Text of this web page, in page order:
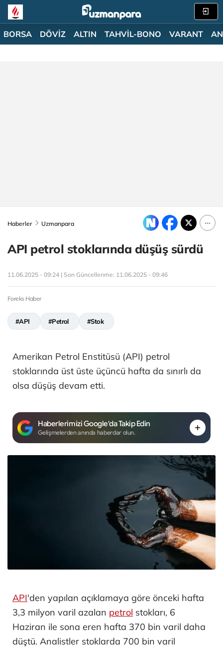
BORSA DÖVİZ ALTIN TAHVİL-BONO VARANT
Haberler Uzmanpara
API petrol stoklarında düşüş sürdü
11.06.2025 - 09:24 | Son Güncellenme: 11.06.2025 - 09:46
Foreks Haber
#API #Petrol #Stok
Amerikan Petrol Enstitüsü (API) petrol
stoklarında üst üste üçüncü hafta da sınırlı da
olsa düşüş devam etti.
Haberlerimizi Google'da Takip Edin
Gelişmelerden anında haberdar olun.
API'den yapılan açıklamaya göre önceki hafta
3,3 milyon varil azalan petrol stokları, 6
Haziran ile sona eren hafta 370 bin varil daha
düştü. Analistler stoklarda 700 bin varil